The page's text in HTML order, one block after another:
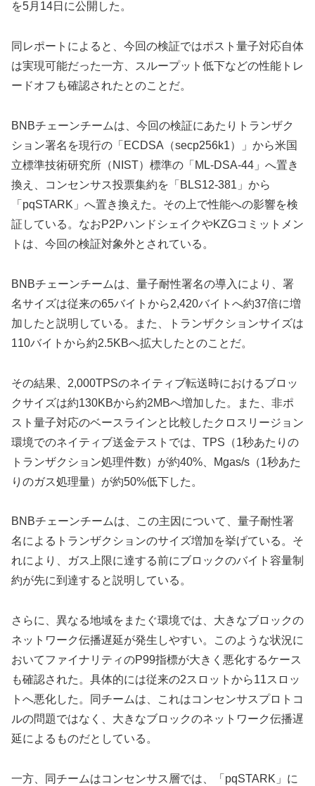
を5月14日に公開した。
同レポートによると、今回の検証ではポスト量子対応自体
は実現可能だった一方、スループット低下などの性能トレ
ードオフも確認されたとのことだ。
BNBチェーンチームは、今回の検証にあたりトランザク
ション署名を現行の「ECDSA（secp256k1）」から米国
立標準技術研究所（NIST）標準の「ML-DSA-44」へ置き
換え、コンセンサス投票集約を「BLS12-381」から
「pqSTARK」へ置き換えた。その上で性能への影響を検
証している。なおP2PハンドシェイクやKZGコミットメン
トは、今回の検証対象外とされている。
BNBチェーンチームは、量子耐性署名の導入により、署
名サイズは従来の65バイトから2,420バイトへ約37倍に増
加したと説明している。また、トランザクションサイズは
110バイトから約2.5KBへ拡大したとのことだ。
その結果、2,000TPSのネイティブ転送時におけるブロッ
クサイズは約130KBから約2MBへ増加した。また、非ポ
スト量子対応のベースラインと比較したクロスリージョン
環境でのネイティブ送金テストでは、TPS（1秒あたりの
トランザクション処理件数）が約40%、Mgas/s（1秒あた
りのガス処理量）が約50%低下した。
BNBチェーンチームは、この主因について、量子耐性署
名によるトランザクションのサイズ増加を挙げている。そ
れにより、ガス上限に達する前にブロックのバイト容量制
約が先に到達すると説明している。
さらに、異なる地域をまたぐ環境では、大きなブロックの
ネットワーク伝播遅延が発生しやすい。このような状況に
おいてファイナリティのP99指標が大きく悪化するケース
も確認された。具体的には従来の2スロットから11スロッ
トへ悪化した。同チームは、これはコンセンサスプロトコ
ルの問題ではなく、大きなブロックのネットワーク伝播遅
延によるものだとしている。
一方、同チームはコンセンサス層では、「pqSTARK」に